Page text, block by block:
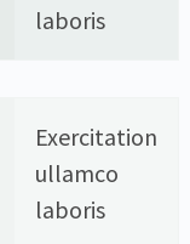
laboris
Exercitation
ullamco
laboris